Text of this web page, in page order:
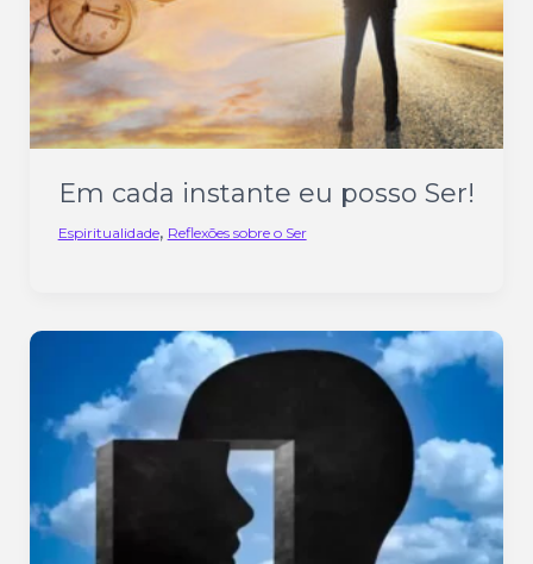
Em cada instante eu posso Ser!
Espiritualidade, Reflexões sobre o Ser